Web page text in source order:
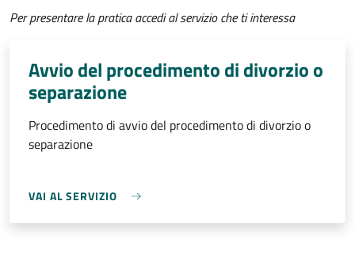
Per presentare la pratica accedi al servizio che ti interessa
Avvio del procedimento di divorzio o
separazione
Procedimento di avvio del procedimento di divorzio o
separazione
VAI AL SERVIZIO